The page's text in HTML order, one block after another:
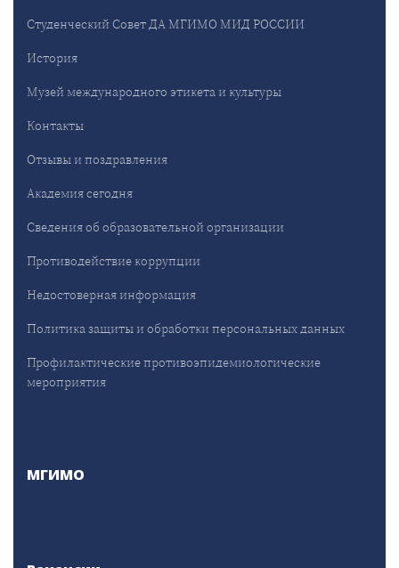
Студенческий Совет ДА МГИМО МИД РОССИИ
История
Музей международного этикета и культуры
Контакты
Отзывы и поздравления
Академия сегодня
Сведения об образовательной организации
Противодействие коррупции
Недостоверная информация
Политика защиты и обработки персональных данных
Профилактические противоэпидемиологические
мероприятия
МГИМО